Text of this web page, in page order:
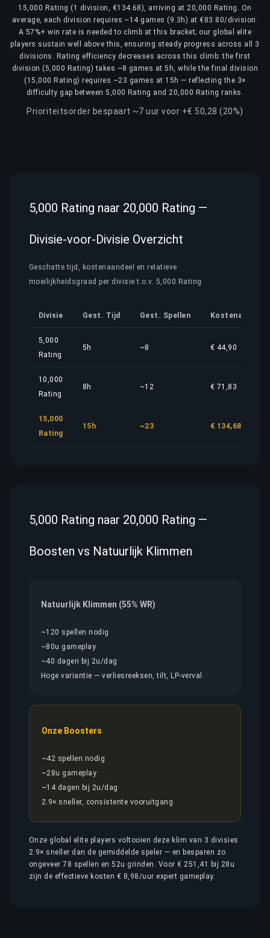
15,000 Rating (1 division, €134.68), arriving at 20,000 Rating. On
average, each division requires ~14 games (9.3h) at €83.80/division.
A 57%+ win rate is needed to climb at this bracket; our global elite
players sustain well above this, ensuring steady progress across all 3
divisions. Rating efficiency decreases across this climb: the first
division (5,000 Rating) takes ~8 games at 5h, while the final division
(15,000 Rating) requires ~23 games at 15h — reflecting the 3×
difficulty gap between 5,000 Rating and 20,000 Rating ranks.
Prioriteitsorder bespaart ~7 uur voor +€ 50,28 (20%)
5,000 Rating naar 20,000 Rating —
Divisie-voor-Divisie Overzicht
Geschatte tijd, kostenaandeel en relatieve
moeilijkheidsgraad per divisie t.o.v. 5,000 Rating
Divisie Gest. Tijd Gest. Spellen Kostenaandeel
5,000
Rating
5h ~8 € 44,90
10,000
Rating
8h ~12 € 71,83
15,000
Rating
15h ~23 € 134,68
5,000 Rating naar 20,000 Rating —
Boosten vs Natuurlijk Klimmen
Natuurlijk Klimmen (55% WR)
~120 spellen nodig
~80u gameplay
~40 dagen bij 2u/dag
Hoge variantie — verliesreeksen, tilt, LP-verval
Onze Boosters
~42 spellen nodig
~28u gameplay
~14 dagen bij 2u/dag
2.9× sneller, consistente vooruitgang
Onze global elite players voltooien deze klim van 3 divisies
2.9× sneller dan de gemiddelde speler — en besparen zo
ongeveer 78 spellen en 52u grinden. Voor € 251,41 bij 28u
zijn de effectieve kosten € 8,98/uur expert gameplay.